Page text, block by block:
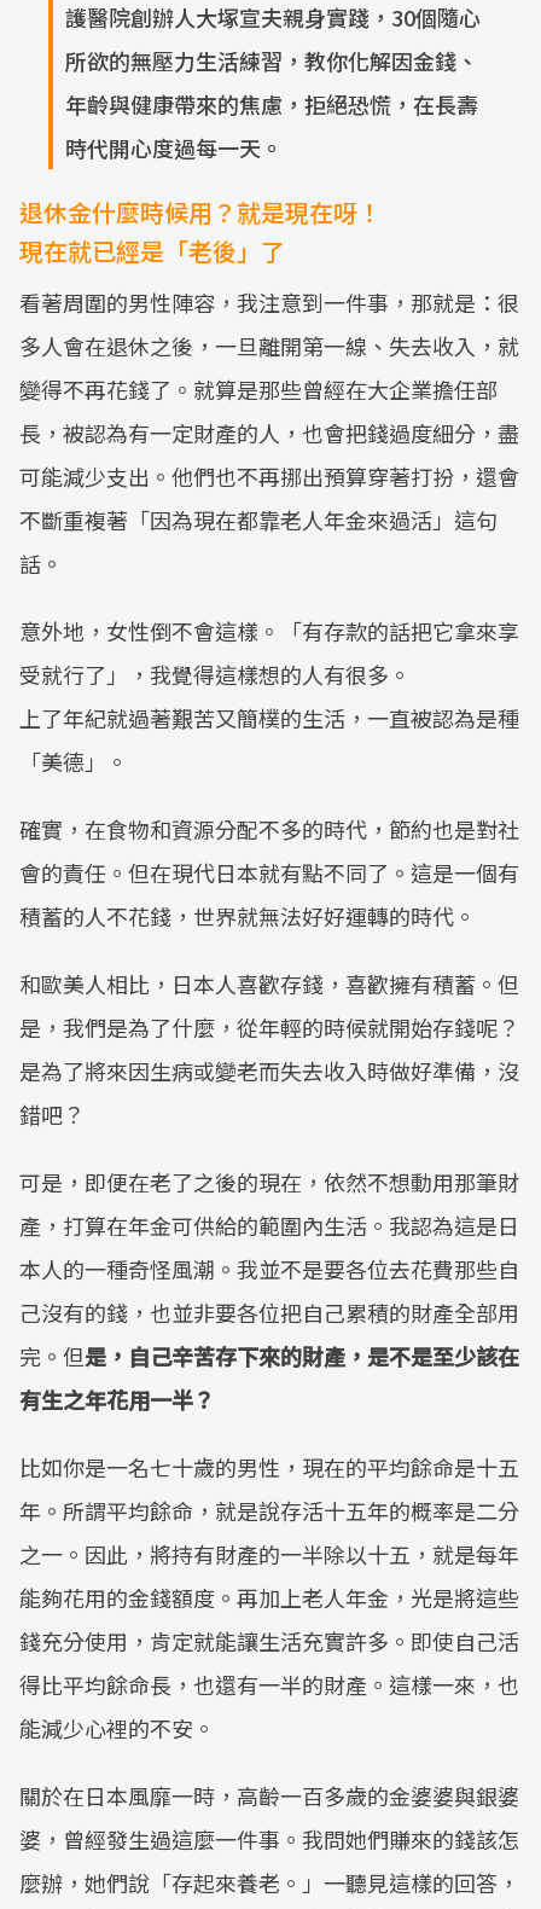
護醫院創辦人大塚宣夫親身實踐，30個隨心
所欲的無壓力生活練習，教你化解因金錢、
年齡與健康帶來的焦慮，拒絕恐慌，在長壽
時代開心度過每一天。
退休金什麼時候用？就是現在呀！
現在就已經是「老後」了
看著周圍的男性陣容，我注意到一件事，那就是：很
多人會在退休之後，一旦離開第一線、失去收入，就
變得不再花錢了。就算是那些曾經在大企業擔任部
長，被認為有一定財產的人，也會把錢過度細分，盡
可能減少支出。他們也不再挪出預算穿著打扮，還會
不斷重複著「因為現在都靠老人年金來過活」這句
話。
意外地，女性倒不會這樣。「有存款的話把它拿來享
受就行了」，我覺得這樣想的人有很多。
上了年紀就過著艱苦又簡樸的生活，一直被認為是種
「美德」。
確實，在食物和資源分配不多的時代，節約也是對社
會的責任。但在現代日本就有點不同了。這是一個有
積蓄的人不花錢，世界就無法好好運轉的時代。
和歐美人相比，日本人喜歡存錢，喜歡擁有積蓄。但
是，我們是為了什麼，從年輕的時候就開始存錢呢？
是為了將來因生病或變老而失去收入時做好準備，沒
錯吧？
可是，即便在老了之後的現在，依然不想動用那筆財
產，打算在年金可供給的範圍內生活。我認為這是日
本人的一種奇怪風潮。我並不是要各位去花費那些自
己沒有的錢，也並非要各位把自己累積的財產全部用
完。但是，自己辛苦存下來的財產，是不是至少該在
有生之年花用一半？
比如你是一名七十歲的男性，現在的平均餘命是十五
年。所謂平均餘命，就是說存活十五年的概率是二分
之一。因此，將持有財產的一半除以十五，就是每年
能夠花用的金錢額度。再加上老人年金，光是將這些
錢充分使用，肯定就能讓生活充實許多。即使自己活
得比平均餘命長，也還有一半的財產。這樣一來，也
能減少心裡的不安。
關於在日本風靡一時，高齡一百多歲的金婆婆與銀婆
婆，曾經發生過這麼一件事。我問她們賺來的錢該怎
麼辦，她們說「存起來養老。」一聽見這樣的回答，